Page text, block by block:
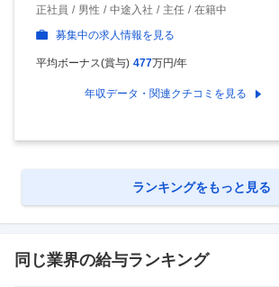
正社員
男性 中途入社 主任
在籍中
募集中の求人情報を見る
平均ボーナス(賞与) 477万円/年
年収データ・関連クチコミを見る
ランキングをもっと見る
同じ業界の給与ランキング